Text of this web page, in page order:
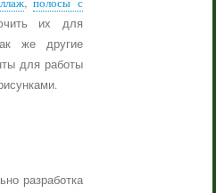
их для
же другие
для работы
разработка